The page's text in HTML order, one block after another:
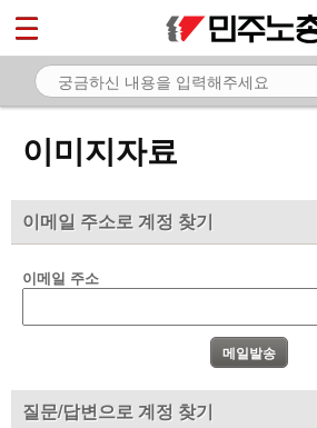
이미지자료
이메일 주소로 계정 찾기
이메일 주소
질문/답변으로 계정 찾기
마이페이지
소개
노동상담
자료
- 카드뉴스